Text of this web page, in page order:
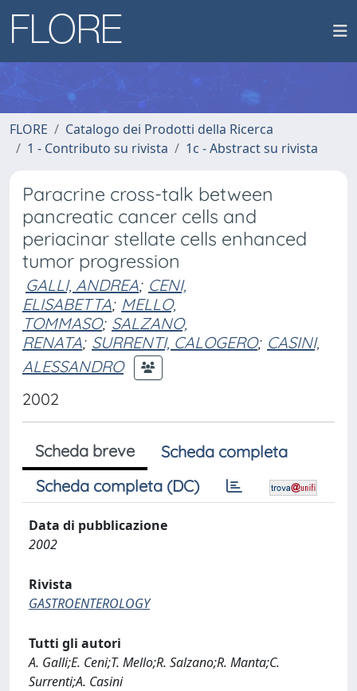
FLORE
Catalogo dei Prodotti della Ricerca
1 - Contributo su rivista
1c - Abstract su rivista
Paracrine cross-talk between
pancreatic cancer cells and
periacinar stellate cells enhanced
tumor progression
GALLI, ANDREA; CENI,
ELISABETTA; MELLO,
TOMMASO; SALZANO,
RENATA; SURRENTI, CALOGERO; CASINI,
ALESSANDRO
2002
Scheda breve
Scheda completa
Scheda completa (DC)
Data di pubblicazione
2002
Rivista
GASTROENTEROLOGY
Tutti gli autori
A. Galli;E. Ceni;T. Mello;R. Salzano;R. Manta;C.
Surrenti;A. Casini